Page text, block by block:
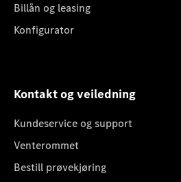
Billån og leasing
Konfigurator
Kontakt og veiledning
Kundeservice og support
Venterommet
Bestill prøvekjøring